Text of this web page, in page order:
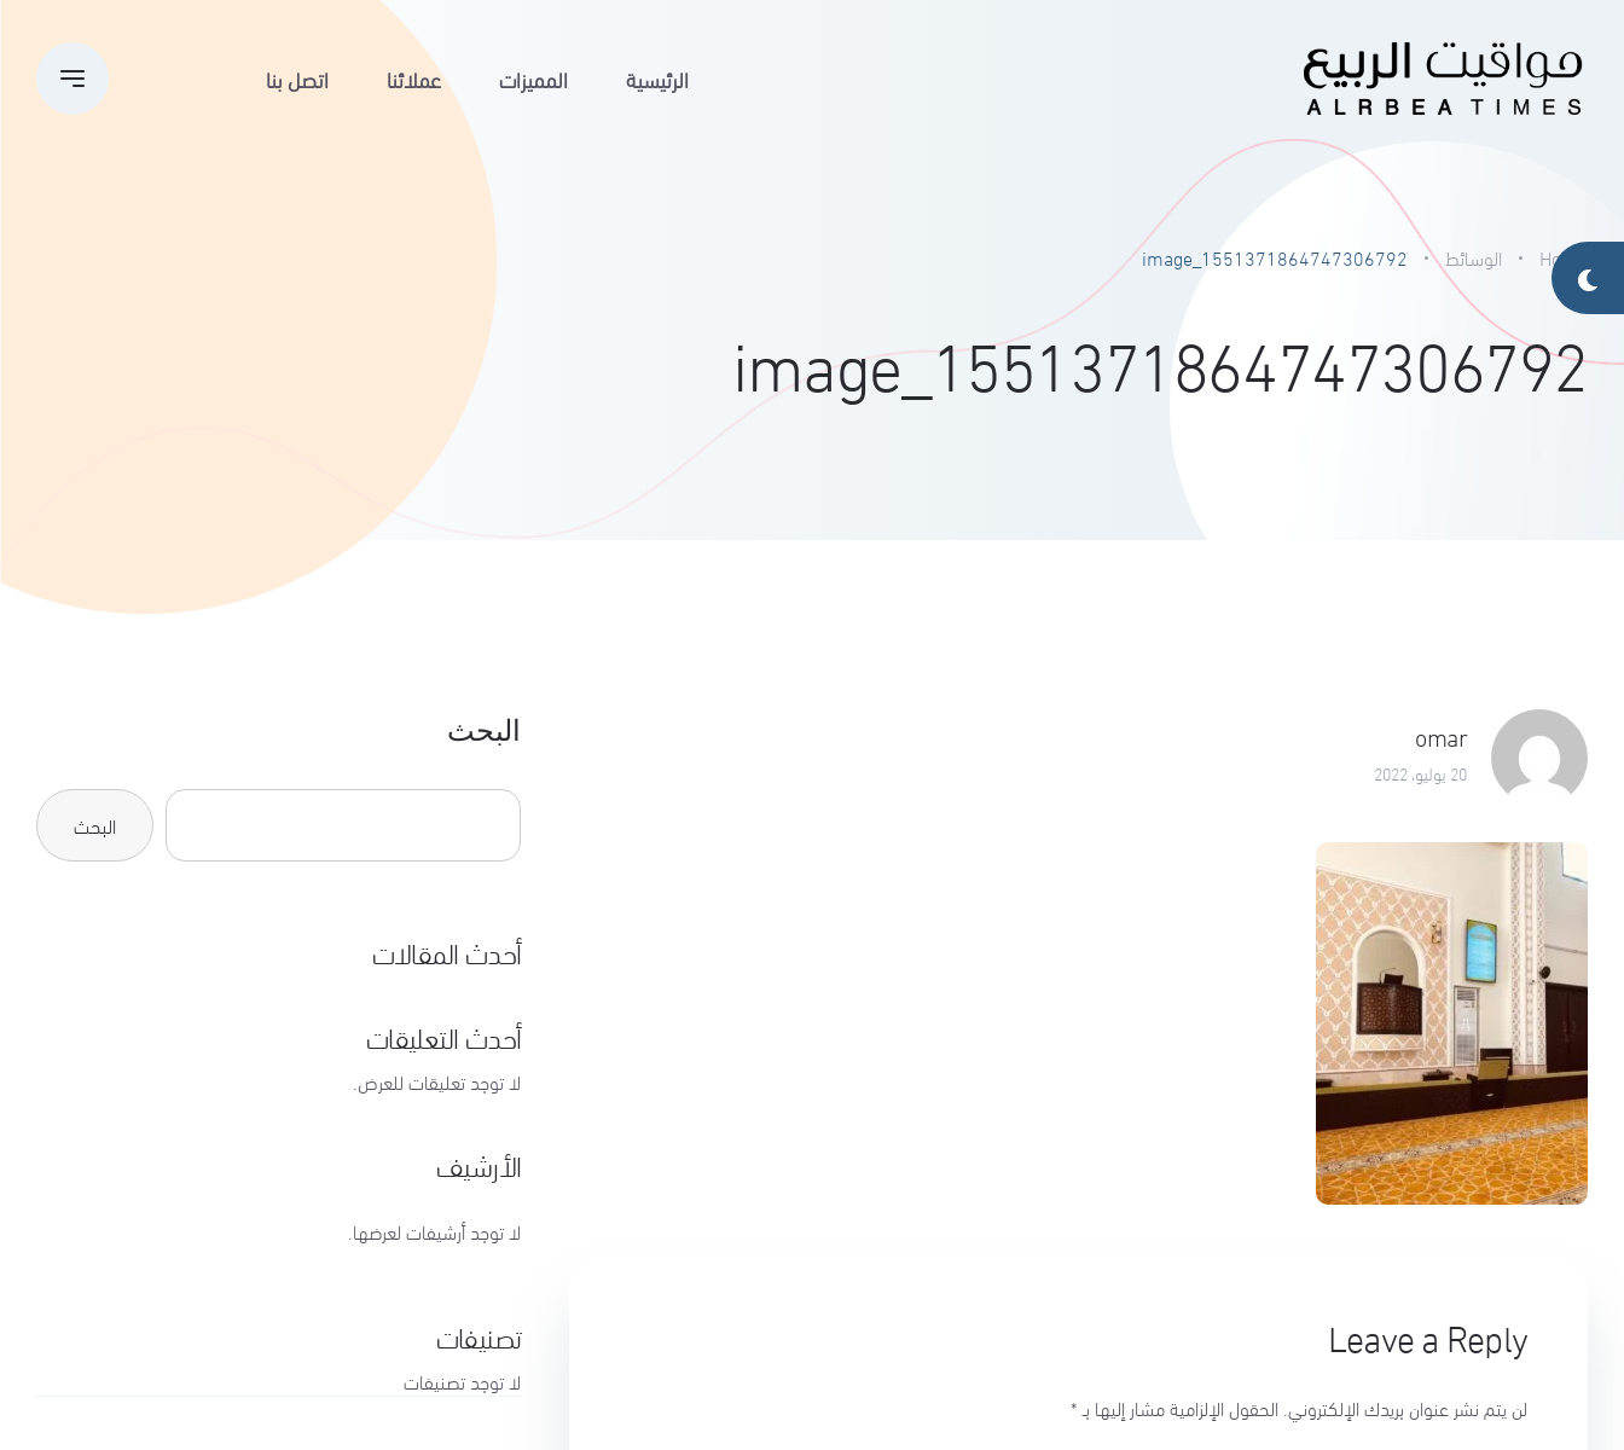
الرئيسية المميزات عملائنا اتصل بنا
Home الوسائط image_1551371864747306792
image_1551371864747306792
omar
20 يوليو، 2022
Leave a Reply
لن يتم نشر عنوان بريدك الإلكتروني. الحقول الإلزامية مشار إليها بـ*
البحث
البحث
أحدث المقالات
أحدث التعليقات
لا توجد تعليقات للعرض.
الأرشيف
لا توجد أرشيفات لعرضها.
تصنيفات
لا توجد تصنيفات